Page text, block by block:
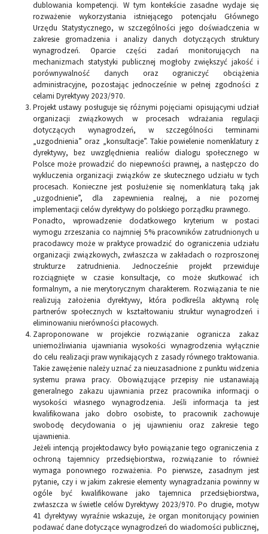
dublowania kompetencji. W tym kontekście zasadne wydaje się
rozważenie wykorzystania istniejącego potencjału Głównego
Urzędu Statystycznego, w szczególności jego doświadczenia w
zakresie gromadzenia i analizy danych dotyczących struktury
wynagrodzeń. Oparcie części zadań monitorujących na
mechanizmach statystyki publicznej mogłoby zwiększyć jakość i
porównywalność danych oraz ograniczyć obciążenia
administracyjne, pozostając jednocześnie w pełnej zgodności z
celami Dyrektywy 2023/970.
Projekt ustawy posługuje się różnymi pojęciami opisującymi udział
organizacji związkowych w procesach wdrażania regulacji
dotyczących wynagrodzeń, w szczególności terminami
„uzgodnienia” oraz „konsultacje”. Takie powielenie nomenklatury z
dyrektywy, bez uwzględnienia realiów dialogu społecznego w
Polsce może prowadzić do niepewności prawnej, a następczo do
wykluczenia organizacji związków ze skutecznego udziału w tych
procesach. Konieczne jest posłużenie się nomenklaturą taką jak
„uzgodnienie”, dla zapewnienia realnej, a nie pozornej
implementacji celów dyrektywy do polskiego porządku prawnego.
Ponadto, wprowadzenie dodatkowego kryterium w postaci
wymogu zrzeszania co najmniej 5% pracowników zatrudnionych u
pracodawcy może w praktyce prowadzić do ograniczenia udziału
organizacji związkowych, zwłaszcza w zakładach o rozproszonej
strukturze zatrudnienia. Jednocześnie projekt przewiduje
rozciągnięte w czasie konsultacje, co może skutkować ich
formalnym, a nie merytorycznym charakterem. Rozwiązania te nie
realizują założenia dyrektywy, która podkreśla aktywną rolę
partnerów społecznych w kształtowaniu struktur wynagrodzeń i
eliminowaniu nierówności płacowych.
Zaproponowane w projekcie rozwiązanie ogranicza zakaz
uniemożliwiania ujawniania wysokości wynagrodzenia wyłącznie
do celu realizacji praw wynikających z zasady równego traktowania.
Takie zawężenie należy uznać za nieuzasadnione z punktu widzenia
systemu prawa pracy. Obowiązujące przepisy nie ustanawiają
generalnego zakazu ujawniania przez pracownika informacji o
wysokości własnego wynagrodzenia. Jeśli informacja ta jest
kwalifikowana jako dobro osobiste, to pracownik zachowuje
swobodę decydowania o jej ujawnieniu oraz zakresie tego
ujawnienia.
Jeżeli intencją projektodawcy było powiązanie tego ograniczenia z
ochroną tajemnicy przedsiębiorstwa, rozwiązanie to również
wymaga ponownego rozważenia. Po pierwsze, zasadnym jest
pytanie, czy i w jakim zakresie elementy wynagradzania powinny w
ogóle być kwalifikowane jako tajemnica przedsiębiorstwa,
zwłaszcza w świetle celów Dyrektywy 2023/970. Po drugie, motyw
41 dyrektywy wyraźnie wskazuje, że organ monitorujący powinien
podawać dane dotyczące wynagrodzeń do wiadomości publicznej,